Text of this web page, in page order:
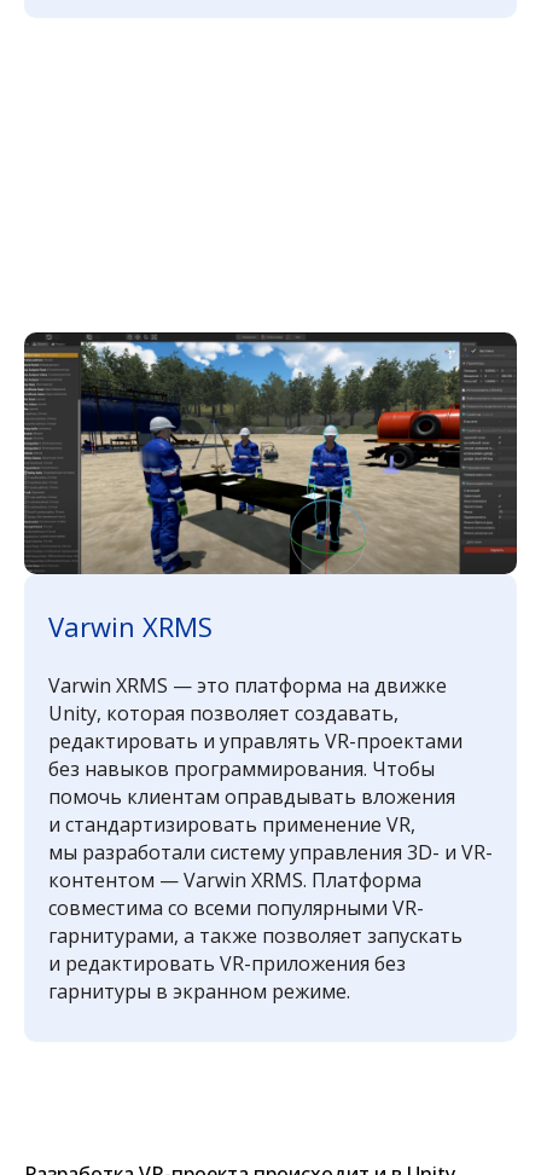
Varwin XRMS
Varwin XRMS — это платформа на движке
Unity, которая позволяет создавать,
редактировать и управлять VR-проектами
без навыков программирования. Чтобы
помочь клиентам оправдывать вложения
и стандартизировать применение VR,
мы разработали систему управления 3D- и VR-
контентом — Varwin XRMS. Платформа
совместима со всеми популярными VR-
гарнитурами, а также позволяет запускать
и редактировать VR-приложения без
гарнитуры в экранном режиме.